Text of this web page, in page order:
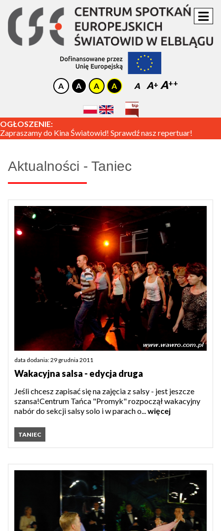
A A A
OGŁOSZENIE:
Zapraszamy do Kina Światowid! Sprawdź nasz repertuar!
Aktualności - Taniec
data dodania: 29 grudnia 2011
Wakacyjna salsa - edycja druga
Jeśli chcesz zapisać się na zajęcia z salsy - jest jeszcze
szansa!Centrum Tańca "Promyk" rozpoczął wakacyjny
nabór do sekcji salsy solo i w parach o...więcej
TANIEC